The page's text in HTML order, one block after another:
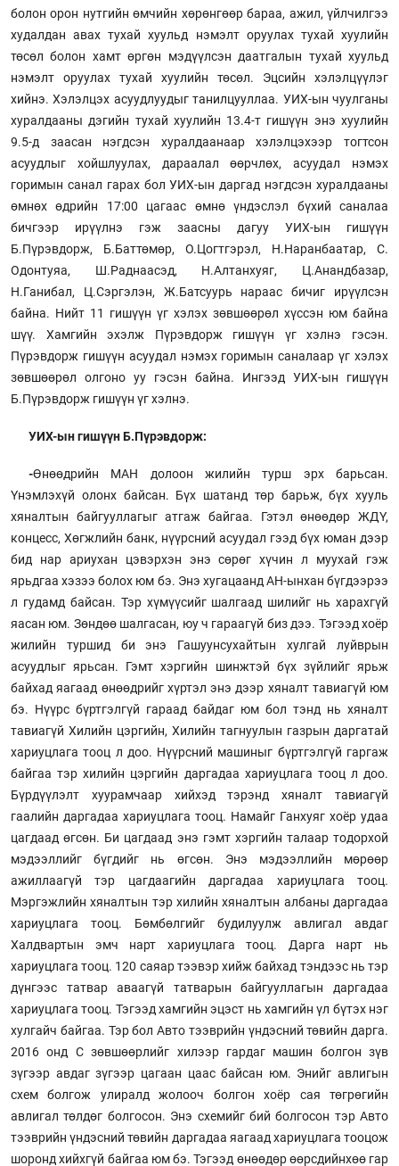
болон орон нутгийн өмчийн хөрөнгөөр бараа, ажил, үйлчилгээ
худалдан авах тухай хуульд нэмэлт оруулах тухай хуулийн
төсөл болон хамт өргөн мэдүүлсэн даатгалын тухай хуульд
нэмэлт оруулах тухай хуулийн төсөл. Эцсийн хэлэлцүүлэг
хийнэ. Хэлэлцэх асуудлуудыг танилцууллаа. УИХ-ын чуулганы
хуралдааны дэгийн тухай хуулийн 13.4-т гишүүн энэ хуулийн
9.5-д заасан нэгдсэн хуралдаанаар хэлэлцэхээр тогтсон
асуудлыг хойшлуулах, дараалал өөрчлөх, асуудал нэмэх
горимын санал гарах бол УИХ-ын даргад нэгдсэн хуралдааны
өмнөх өдрийн 17:00 цагаас өмнө үндэслэл бүхий саналаа
бичгээр ирүүлнэ гэж заасны дагуу УИХ-ын гишүүн
Б.Пүрэвдорж, Б.Баттөмөр, О.Цогтгэрэл, Н.Наранбаатар, С.
Одонтуяа, Ш.Раднаасэд, Н.Алтанхуяг, Ц.Анандбазар,
Н.Ганибал, Ц.Сэргэлэн, Ж.Батсуурь нараас бичиг ирүүлсэн
байна. Нийт 11 гишүүн үг хэлэх зөвшөөрөл хүссэн юм байна
шүү. Хамгийн эхэлж Пүрэвдорж гишүүн үг хэлнэ гэсэн.
Пүрэвдорж гишүүн асуудал нэмэх горимын саналаар үг хэлэх
зөвшөөрөл олгоно уу гэсэн байна. Ингээд УИХ-ын гишүүн
Б.Пүрэвдорж гишүүн үг хэлнэ.
УИХ-ын гишүүн Б.Пүрэвдорж:
-Өнөөдрийн МАН долоон жилийн турш эрх барьсан.
Үнэмлэхүй олонх байсан. Бүх шатанд төр барьж, бүх хууль
хяналтын байгууллагыг атгаж байгаа. Гэтэл өнөөдөр ЖДҮ,
концесс, Хөгжлийн банк, нүүрсний асуудал гээд бүх юман дээр
бид нар ариухан цэвэрхэн энэ сөрөг хүчин л муухай гэж
ярьдгаа хэзээ болох юм бэ. Энэ хугацаанд АН-ынхан бүгдээрээ
л гудамд байсан. Тэр хүмүүсийг шалгаад шилийг нь харахгүй
яасан юм. Зөндөө шалгасан, юу ч гараагүй биз дээ. Тэгээд хоёр
жилийн туршид би энэ Гашуунсухайтын хулгай луйврын
асуудлыг ярьсан. Гэмт хэргийн шинжтэй бүх зүйлийг ярьж
байхад яагаад өнөөдрийг хүртэл энэ дээр хяналт тавиагүй юм
бэ. Нүүрс бүртгэлгүй гараад байдаг юм бол тэнд нь хяналт
тавиагүй Хилийн цэргийн, Хилийн тагнуулын газрын даргатай
хариуцлага тооц л доо. Нүүрсний машиныг бүртгэлгүй гаргаж
байгаа тэр хилийн цэргийн даргадаа хариуцлага тооц л доо.
Бүрдүүлэлт хуурамчаар хийхэд тэрэнд хяналт тавиагүй
гаалийн даргадаа хариуцлага тооц. Намайг Ганхуяг хоёр удаа
цагдаад өгсөн. Би цагдаад энэ гэмт хэргийн талаар тодорхой
мэдээллийг бүгдийг нь өгсөн. Энэ мэдээллийн мөрөөр
ажиллаагүй тэр цагдаагийн даргадаа хариуцлага тооц.
Мэргэжлийн хяналтын тэр хилийн хяналтын албаны даргадаа
хариуцлага тооц. Бөмбөлгийг будилуулж авлигал авдаг
Халдвартын эмч нарт хариуцлага тооц. Дарга нарт нь
хариуцлага тооц. 120 саяар тээвэр хийж байхад тэндээс нь тэр
дүнгээс татвар аваагүй татварын байгууллагын даргадаа
хариуцлага тооц. Тэгээд хамгийн эцэст нь хамгийн үл бүтэх нэг
хулгайч байгаа. Тэр бол Авто тээврийн үндэсний төвийн дарга.
2016 онд С зөвшөөрлийг хилээр гардаг машин болгон зүв
зүгээр авдаг зүгээр цагаан цаас байсан юм. Энийг авлигын
схем болгож улиралд жолооч болгон хоёр сая төгрөгийн
авлигал төлдөг болгосон. Энэ схемийг бий болгосон тэр Авто
тээврийн үндэсний төвийн даргадаа яагаад хариуцлага тооцож
шоронд хийхгүй байгаа юм бэ. Тэгээд өнөөдөр өөрсдийнхөө гар